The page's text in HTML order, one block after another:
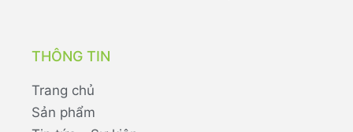
THÔNG TIN
Trang chủ
Sản phẩm